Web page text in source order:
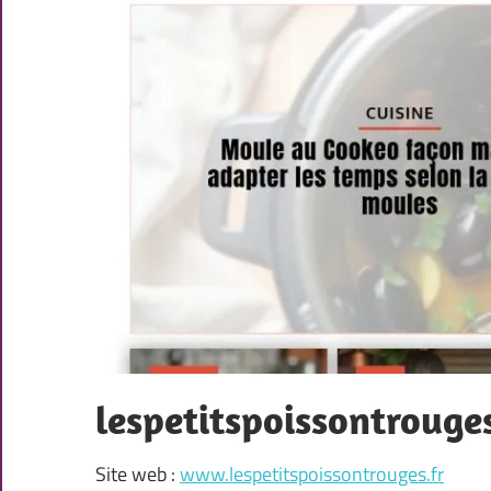
Site web :www.lespetitspoissontrouges.fr